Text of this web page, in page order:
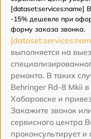
[dataset:services:name]
-15% дешевле при
форму заказа звонка.
выполняется на
ремонта. В таких
Behringer Rd-8 Mkii
Хабаровске и
Закажите звонок
сервисного центра
проконсультирует и